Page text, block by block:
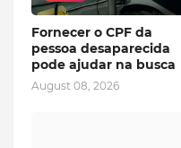
Fornecer o CPF da
pessoa desaparecida
pode ajudar na busca
August 08, 2026